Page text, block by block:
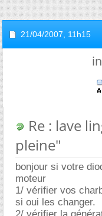
21/04/2007, 11h15
Re : lave
pleine"
bonjour si votre
moteur
1/ vérifier vos
si oui les changer.